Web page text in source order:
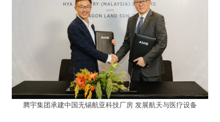
腾宇集团承建中国无锡航亚科技厂房 发展航天与医疗设备